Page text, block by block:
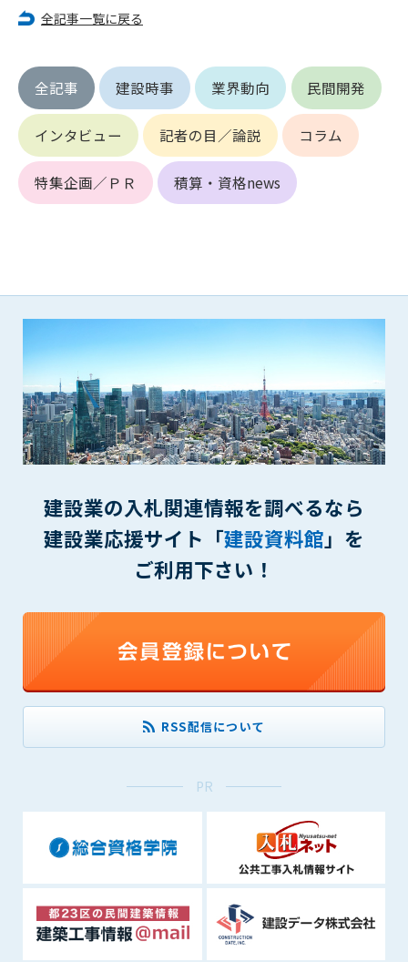
全記事一覧に戻る
全記事 建設時事 業界動向 民間開発
インタビュー 記者の目／論説 コラム
特集企画／ＰＲ 積算・資格news
建設業の入札関連情報を調べるなら
建設業応援サイト「建設資料館」を
ご利用下さい！
RSS配信について
PR
(1) 第三者または管理者の著作権、その他知的所有権を侵害す
る行為
為
(3) 第三者または管理者を誹謗中傷する行為
(4) 有害なコンピュータプログラム等を送信又は書き込む行為
(5) 第三者に不利益を与える行為
(6) 管理者が承認していない営利を目的とした行為
(7) 公序良俗に反する行為
(8) 犯罪的行為に結びつく行為
第7条（登録内容の削除）
管理者は、会員が登録した内容が以下に該当する、またはその
恐れのあるものは、会員の承諾なく削除できるものとします。
(1) 登録されている情報が、第6条の定める禁止事項に該当する
と管理者が、判断した場合
(2) 建設資料館の運営および保守管理上、必要と判断した場合
(3) 広告掲載料金の支払が遅延した場合
(4) その他、管理者が不適当と判断した場合
第8条（サービスの変更・中止等）
管理者は、会員の承諾なく、本サービス内容の変更(新規追加、
廃止を含み)し、本サービスの運営を中止または廃止することが
できるものとします。これに起因する会員または他の第三者が
します。
第9条（会員の個人情報）
会員の氏名、住所、性別、年齢、メールアドレスその他本サー
ビスの提供に関連して管理者が知り得た会員の個人情報（以下
個人情報といいます）について、管理者は、以下の各号に該当
する場合を除き、第三者に開示または提供しないものとしま
(2) 個々の会員を特定できない統計的な処理をした形式で第三
(3) 第三者および管理者の権利、財産、安全等を保護するため
に必要であると管理者が判断した場合
(4) 法令等により開示を求められた場合
第10条（免責事項）
管理者は、会員が登録した内容が以下に該当する、またはその
恐れのあるものは、会員の承諾なく削除できるものとします。